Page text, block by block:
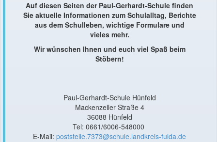
Auf diesen Seiten der Paul-Gerhardt-Schule finden
Sie aktuelle Informationen zum Schulalltag, Berichte
aus dem Schulleben, wichtige Formulare und
vieles mehr.
Wir wünschen Ihnen und euch viel Spaß beim
Stöbern!
Paul-Gerhardt-Schule Hünfeld
Mackenzeller Straße 4
36088 Hünfeld
Tel: 0661/6006-548000
E-Mail: poststelle.7373@schule.landkreis-fulda.de